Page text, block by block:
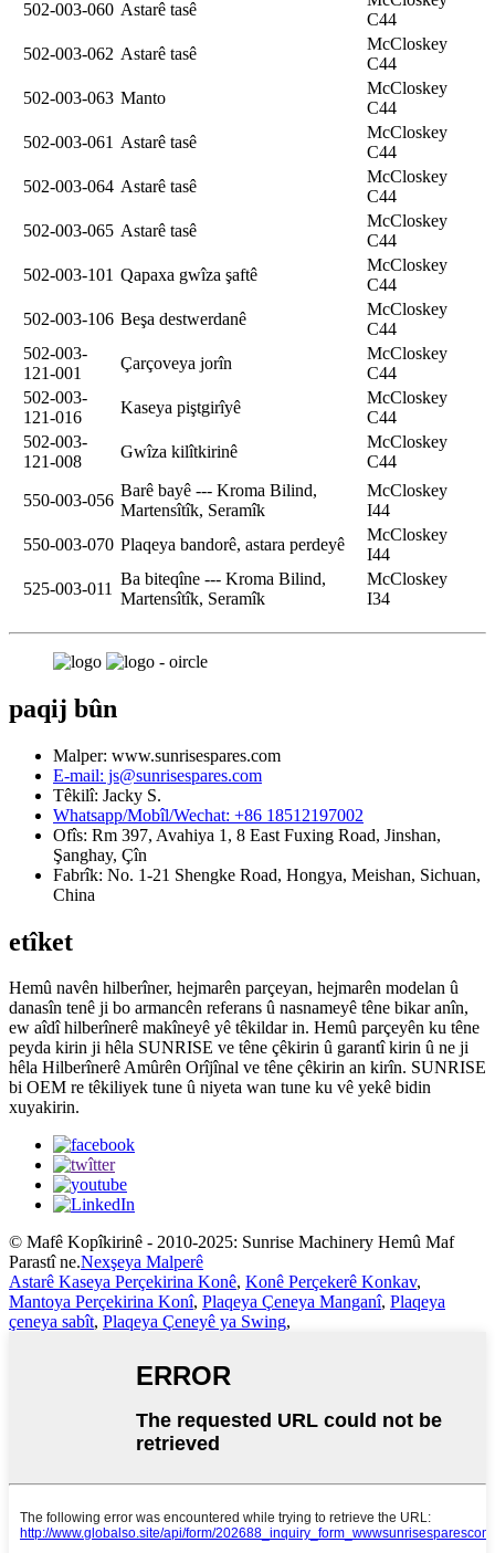
502-003-060 Astarê tasê
C44
502-003-062 Astarê tasê
McCloskey
C44
502-003-063 Manto
McCloskey
C44
502-003-061 Astarê tasê
McCloskey
C44
502-003-064 Astarê tasê
McCloskey
C44
502-003-065 Astarê tasê
McCloskey
C44
502-003-101 Qapaxa gwîza şaftê
McCloskey
C44
502-003-106 Beşa destwerdanê
McCloskey
C44
502-003-
121-001
Çarçoveya jorîn
McCloskey
C44
502-003-
121-016
Kaseya piştgirîyê
McCloskey
C44
502-003-
121-008
Gwîza kilîtkirinê
McCloskey
C44
550-003-056
Barê bayê --- Kroma Bilind,
Martensîtîk, Seramîk
McCloskey
I44
550-003-070 Plaqeya bandorê, astara perdeyê
McCloskey
I44
525-003-011
Ba biteqîne --- Kroma Bilind,
Martensîtîk, Seramîk
McCloskey
I34
paqij bûn
Malper: www.sunrisespares.com
E-mail: js@sunrisespares.com
Têkilî: Jacky S.
Whatsapp/Mobîl/Wechat: +86 18512197002
Ofîs: Rm 397, Avahiya 1, 8 East Fuxing Road, Jinshan,
Şanghay, Çîn
Fabrîk: No. 1-21 Shengke Road, Hongya, Meishan, Sichuan,
China
etîket
Hemû navên hilberîner, hejmarên parçeyan, hejmarên modelan û
danasîn tenê ji bo armancên referans û nasnameyê têne bikar anîn,
ew aîdî hilberînerê makîneyê yê têkildar in. Hemû parçeyên ku têne
peyda kirin ji hêla SUNRISE ve têne çêkirin û garantî kirin û ne ji
hêla Hilberînerê Amûrên Orîjînal ve têne çêkirin an kirîn. SUNRISE
bi OEM re têkiliyek tune û niyeta wan tune ku vê yekê bidin
xuyakirin.
© Mafê Kopîkirinê - 2010-2025: Sunrise Machinery Hemû Maf
Parastî ne.Nexşeya Malperê
Astarê Kaseya Perçekirina Konê, Konê Perçekerê Konkav,
Mantoya Perçekirina Konî, Plaqeya Çeneya Manganî, Plaqeya
çeneya sabît, Plaqeya Çeneyê ya Swing,